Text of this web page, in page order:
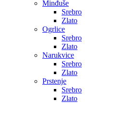
Minđuše
Srebro
Zlato
Ogrlice
Srebro
Zlato
Narukvice
Srebro
Zlato
Prstenje
Srebro
Zlato